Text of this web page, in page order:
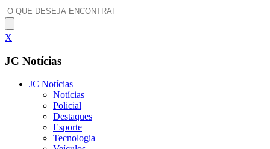
X
JC Notícias
JC Notícias
Notícias
Policial
Destaques
Esporte
Tecnologia